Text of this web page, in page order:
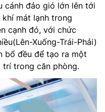
cánh đảo gió lớn lên tới
mát lạnh trong
cạnh đó, với chức
Xuống-Trái-Phải)
bổ đều để tạo ra một
trong căn phòng.